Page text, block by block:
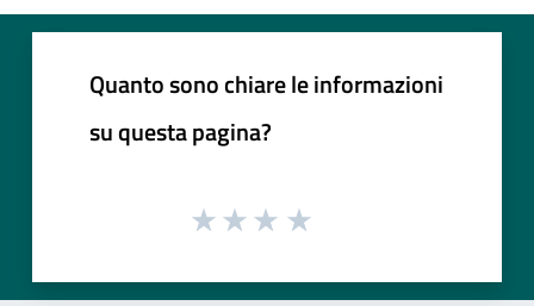
Quanto sono chiare le informazioni
su questa pagina?